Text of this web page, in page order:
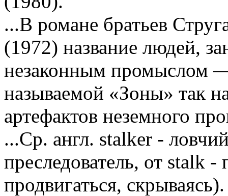
...В романе братьев
(1972) название людей,
незаконным промыслом
называемой «Зоны» так
артефактов неземного
...Ср. англ. stalker -
преследователь, от stalk
продвигаться, скрываясь).